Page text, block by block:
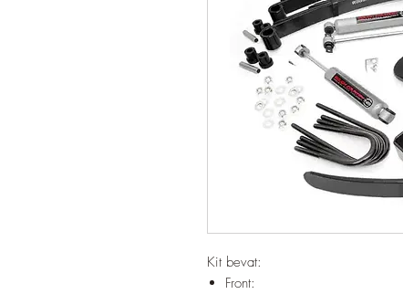
Kit bevat:
Front: